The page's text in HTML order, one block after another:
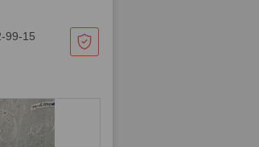
99-15